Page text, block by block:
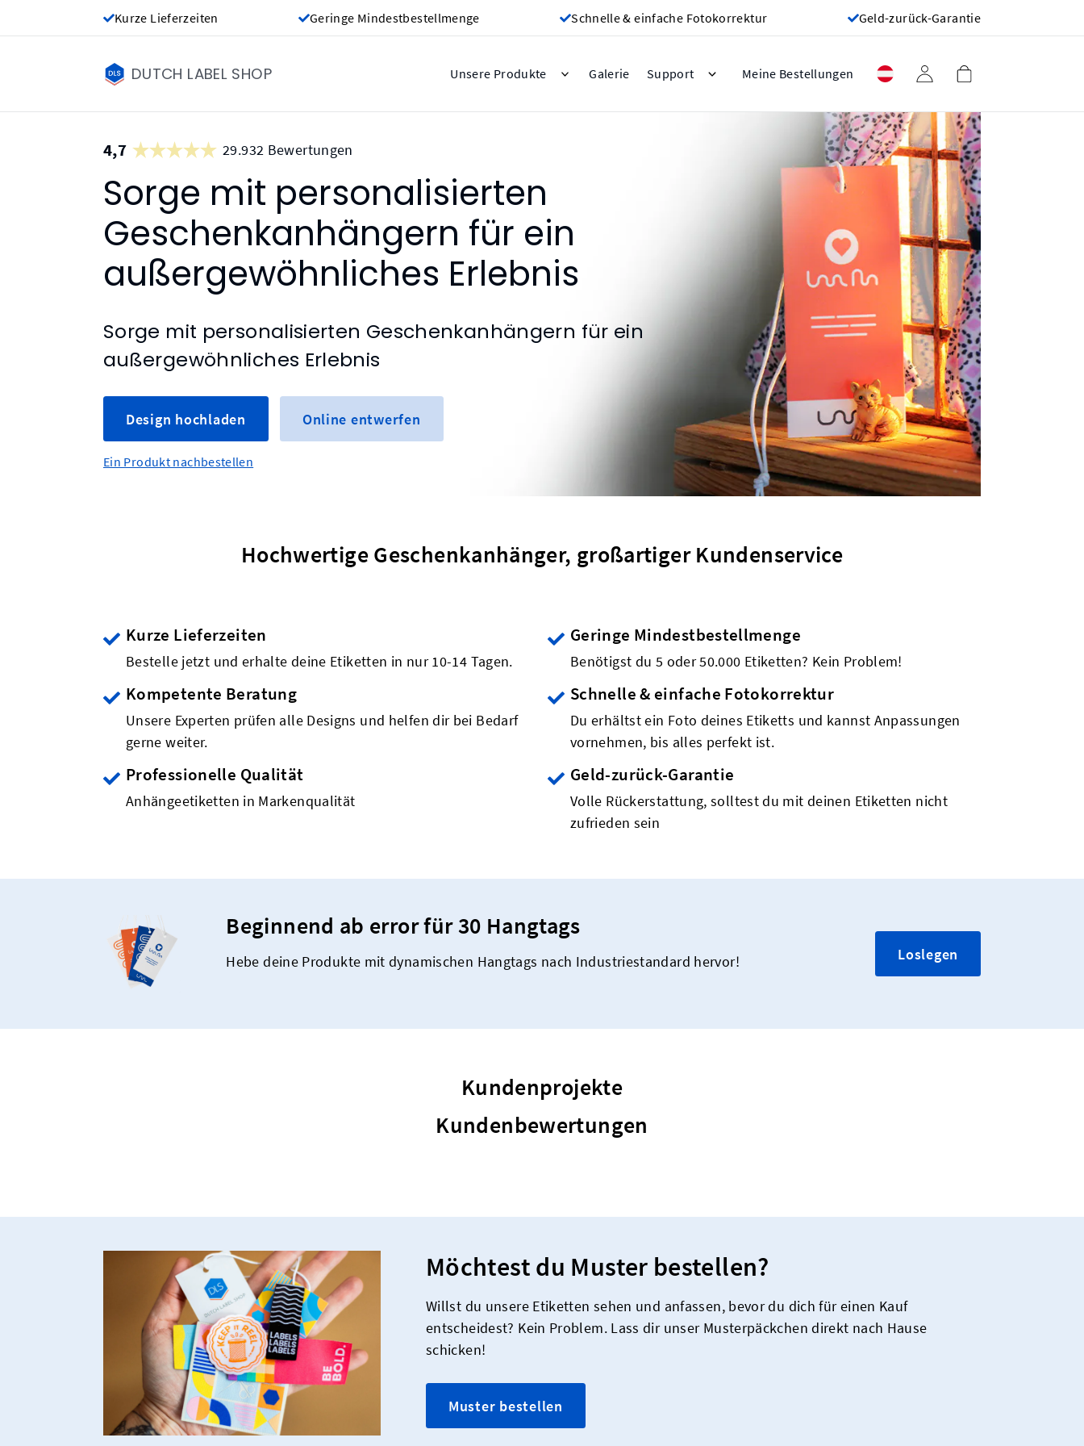
Kurze Lieferzeiten Geringe Mindestbestellmenge Schnelle & einfache Fotokorrektur Geld-zurück-Garantie
DUTCH LABEL SHOP Unsere Produkte Galerie Support Meine Bestellungen
4,7 29.932 Bewertungen
Sorge mit personalisierten
Geschenkanhängern für ein
außergewöhnliches Erlebnis
Sorge mit personalisierten Geschenkanhängern für ein
außergewöhnliches Erlebnis
Design hochladen Online entwerfen
Ein Produkt nachbestellen
Hochwertige Geschenkanhänger, großartiger Kundenservice
Kurze Lieferzeiten
Bestelle jetzt und erhalte deine Etiketten in nur 10-14 Tagen.
Geringe Mindestbestellmenge
Benötigst du 5 oder 50.000 Etiketten? Kein Problem!
Kompetente Beratung
Unsere Experten prüfen alle Designs und helfen dir bei Bedarf
gerne weiter.
Schnelle & einfache Fotokorrektur
Du erhältst ein Foto deines Etiketts und kannst Anpassungen
vornehmen, bis alles perfekt ist.
Professionelle Qualität
Anhängeetiketten in Markenqualität
Geld-zurück-Garantie
Volle Rückerstattung, solltest du mit deinen Etiketten nicht
zufrieden sein
Beginnend ab error für 30 Hangtags
Hebe deine Produkte mit dynamischen Hangtags nach Industriestandard hervor! Loslegen
Kundenprojekte
Kundenbewertungen
Möchtest du Muster bestellen?
Willst du unsere Etiketten sehen und anfassen, bevor du dich für einen Kauf
entscheidest? Kein Problem. Lass dir unser Musterpäckchen direkt nach Hause
schicken!
Muster bestellen